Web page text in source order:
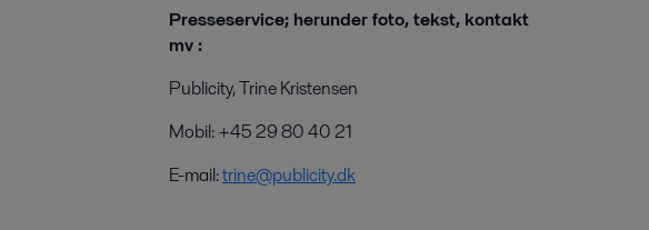
Presseservice; herunder foto, tekst, kontakt
mv :
Publicity, Trine Kristensen
Mobil: +45 29 80 40 21
E-mail:trine@publicity.dk